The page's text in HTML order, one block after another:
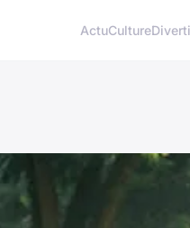
ActuCulture